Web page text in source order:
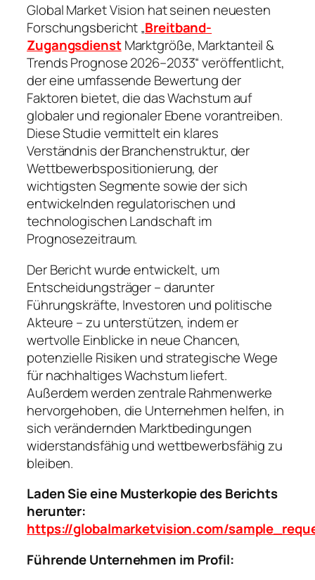
Global Market Vision hat seinen neuesten
Forschungsbericht „Breitband-
ZugangsdienstMarktgröße, Marktanteil &
Trends Prognose 2026–2033“ veröffentlicht,
der eine umfassende Bewertung der
Faktoren bietet, die das Wachstum auf
globaler und regionaler Ebene vorantreiben.
Diese Studie vermittelt ein klares
Verständnis der Branchenstruktur, der
Wettbewerbspositionierung, der
wichtigsten Segmente sowie der sich
entwickelnden regulatorischen und
technologischen Landschaft im
Prognosezeitraum.
Der Bericht wurde entwickelt, um
Entscheidungsträger – darunter
Führungskräfte, Investoren und politische
Akteure – zu unterstützen, indem er
wertvolle Einblicke in neue Chancen,
potenzielle Risiken und strategische Wege
für nachhaltiges Wachstum liefert.
Außerdem werden zentrale Rahmenwerke
hervorgehoben, die Unternehmen helfen, in
sich verändernden Marktbedingungen
widerstandsfähig und wettbewerbsfähig zu
bleiben.
Laden Sie eine Musterkopie des Berichts
herunter:
https://globalmarketvision.com/
Führende Unternehmen im Profil: